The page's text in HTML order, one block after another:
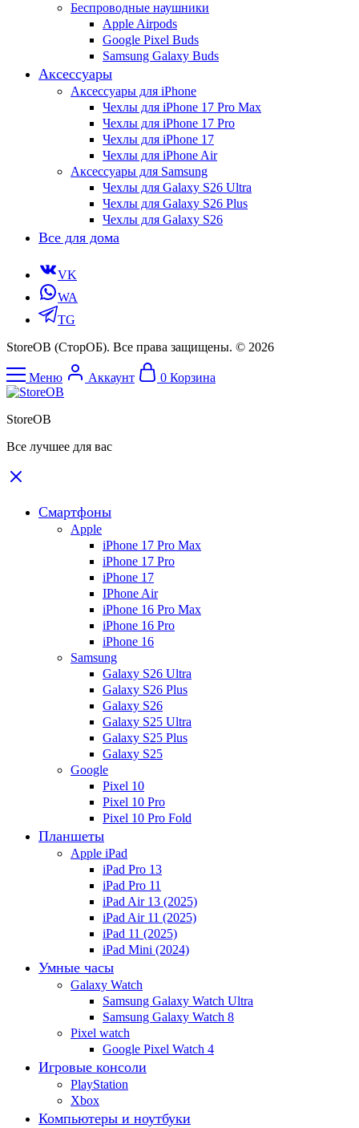
Беспроводные наушники
Apple Airpods
Google Pixel Buds
Samsung Galaxy Buds
Аксессуары
Аксессуары для iPhone
Чехлы для iPhone 17 Pro Max
Чехлы для iPhone 17 Pro
Чехлы для iPhone 17
Чехлы для iPhone Air
Аксессуары для Samsung
Чехлы для Galaxy S26 Ultra
Чехлы для Galaxy S26 Plus
Чехлы для Galaxy S26
Все для дома
VK
WA
TG
StoreOB (CторОБ). Все права защищены. © 2026
Меню Аккаунт 0 Корзина
StoreOB
Все лучшее для вас
Смартфоны
Apple
iPhone 17 Pro Max
iPhone 17 Pro
iPhone 17
IPhone Air
iPhone 16 Pro Max
iPhone 16 Pro
iPhone 16
Samsung
Galaxy S26 Ultra
Galaxy S26 Plus
Galaxy S26
Galaxy S25 Ultra
Galaxy S25 Plus
Galaxy S25
Google
Pixel 10
Pixel 10 Pro
Pixel 10 Pro Fold
Планшеты
Apple iPad
iPad Pro 13
iPad Pro 11
iPad Air 13 (2025)
iPad Air 11 (2025)
iPad 11 (2025)
iPad Mini (2024)
Умные часы
Galaxy Watch
Samsung Galaxy Watch Ultra
Samsung Galaxy Watch 8
Pixel watch
Google Pixel Watch 4
Игровые консоли
PlayStation
Xbox
Компьютеры и ноутбуки